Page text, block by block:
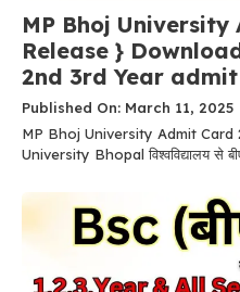
MP Bhoj
Release } Download
2nd 3rd Year
Published On: March 11, 2025
MP Bhoj University Admit Card
University Bhopal विश्वविद्यालय से